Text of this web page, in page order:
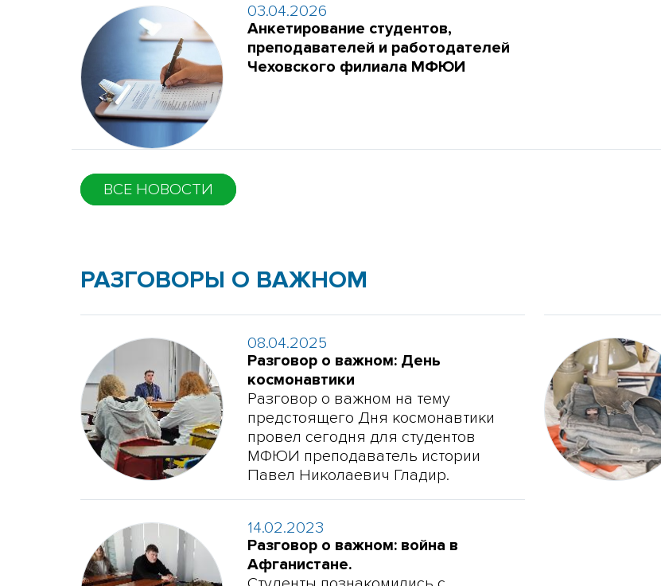
03.04.2026
Анкетирование студентов,
преподавателей и работодателей
Чеховского филиала МФЮИ
ВСЕ НОВОСТИ
РАЗГОВОРЫ О ВАЖНОМ
08.04.2025
Разговор о важном: День
космонавтики
Разговор о важном на тему
предстоящего Дня космонавтики
провел сегодня для студентов
МФЮИ преподаватель истории
Павел Николаевич Гладир.
14.02.2023
Разговор о важном: война в
Афганистане.